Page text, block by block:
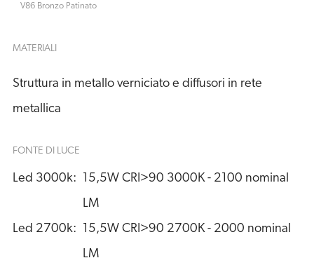
V86 Bronzo Patinato
MATERIALI
Struttura in metallo verniciato e diffusori in rete
metallica
FONTE DI LUCE
Led 3000k:
15,5W CRI>90 3000K - 2100 nominal
LM
Led 2700k:
15,5W CRI>90 2700K - 2000 nominal
LM